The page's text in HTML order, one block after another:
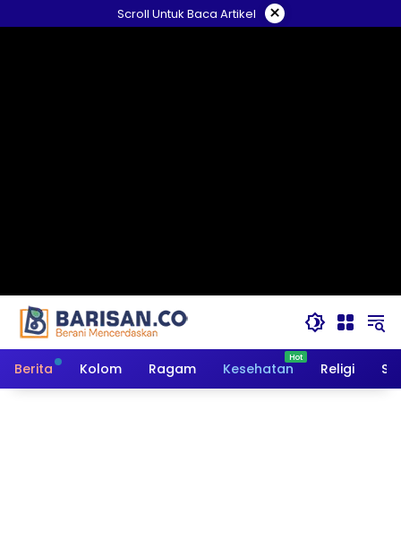
ke
Scroll Untuk Baca Artikel ×
Berita Kolom Ragam Kesehatan Religi